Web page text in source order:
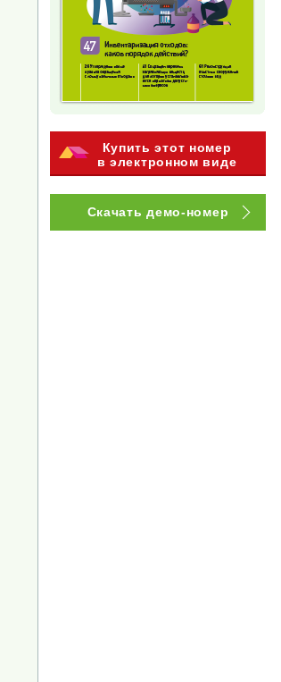
Купить этот номер
в электронном виде
Скачать демо-номер